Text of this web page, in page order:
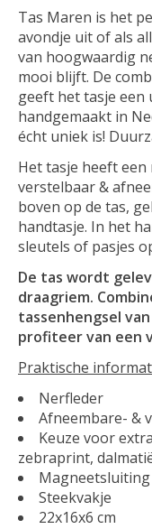
Tas Maren is het
avondje uit of als
van hoogwaardig
mooi blijft. De
geeft het tasje een
handgemaakt in
écht uniek is!
Het tasje heeft
verstelbaar &
boven op de tas,
handtasje. In het
sleutels of pasjes
De tas wordt
draagriem.
tassenhengsel
profiteer van een
Praktische
Nerfleder
Afneembare- &
Keuze voor
zebraprint,
Magneetsluiting
Steekvakje
22x16x6 cm